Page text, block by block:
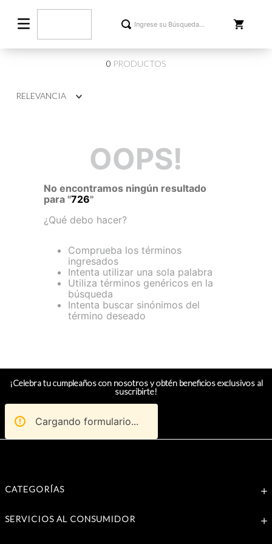
0 PRODUCTOS
RELEVANCIA
OOPS!
No encontramos ningún resultado
para "726"
¿Qué debo hacer?
Comprueba los términos
ingresados
Intenta utilizar una sola palabra
Utiliza términos genéricos en la
búsqueda
Intenta buscar sinónimos del
término deseado
¡Celebra tu cumpleaños con nosotros y obtén beneficios exclusivos al
suscribirte!
Cargando formulario...
CATEGORÍAS
SERVICIOS AL CONSUMIDOR